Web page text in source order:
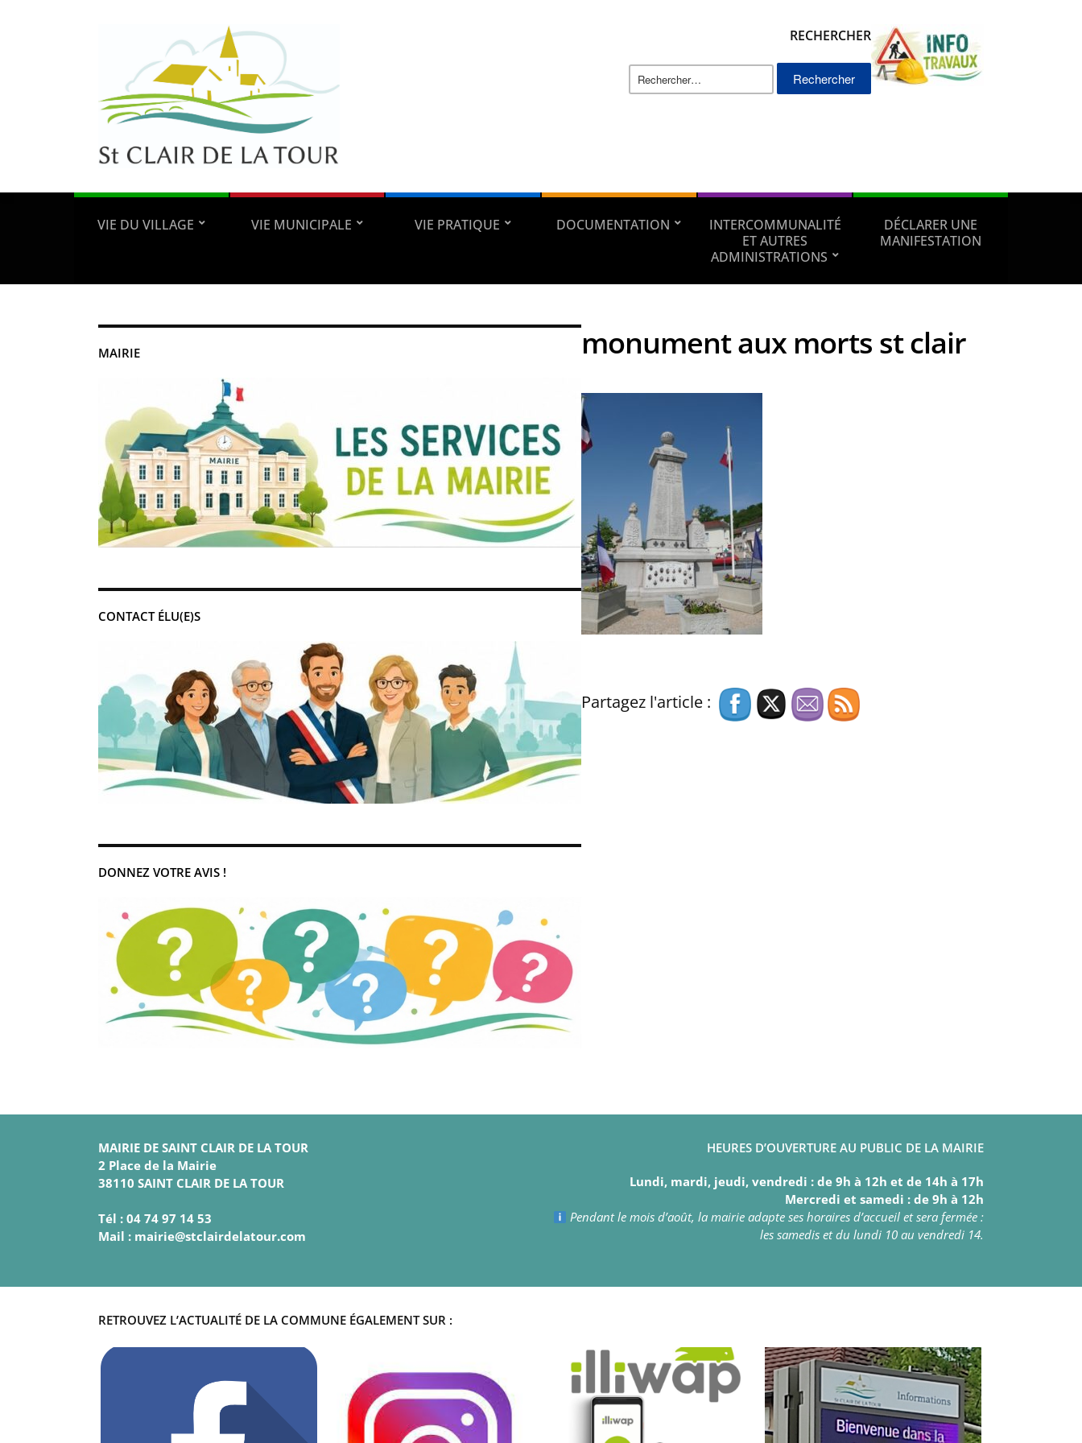
RECHERCHER
Rechercher :
VIE DU VILLAGE VIE MUNICIPALE VIE PRATIQUE DOCUMENTATION
INTERCOMMUNALITÉ
ET AUTRES
ADMINISTRATIONS
DÉCLARER UNE
MANIFESTATION
MAIRIE
CONTACT ÉLU(E)S
DONNEZ VOTRE AVIS !
monument aux morts st clair
Partagez l'article :
MAIRIE DE SAINT CLAIR DE LA TOUR
2 Place de la Mairie
38110 SAINT CLAIR DE LA TOUR
Tél : 04 74 97 14 53
Mail : mairie@stclairdelatour.com
HEURES D’OUVERTURE AU PUBLIC DE LA MAIRIE
Lundi, mardi, jeudi, vendredi : de 9h à 12h et de 14h à 17h
Mercredi et samedi : de 9h à 12h
Pendant le mois d’août, la mairie adapte ses horaires d’accueil et sera fermée :
les samedis et du lundi 10 au vendredi 14.
RETROUVEZ L’ACTUALITÉ DE LA COMMUNE ÉGALEMENT SUR :